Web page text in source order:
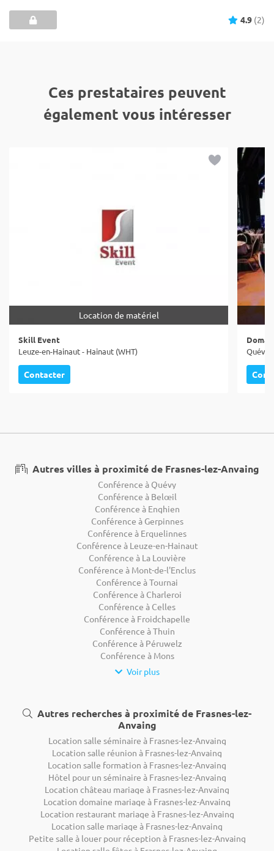
4.9 (2)
Ces prestataires peuvent
également vous intéresser
Location de matériel
Skill Event
Leuze-en-Hainaut - Hainaut (WHT)
Contacter
Quévy
Autres villes à proximité de Frasnes-lez-Anvaing
Conférence à Quévy
Conférence à Belœil
Conférence à Enghien
Conférence à Gerpinnes
Conférence à Erquelinnes
Conférence à Leuze-en-Hainaut
Conférence à La Louvière
Conférence à Mont-de-l'Enclus
Conférence à Tournai
Conférence à Charleroi
Conférence à Celles
Conférence à Froidchapelle
Conférence à Thuin
Conférence à Péruwelz
Conférence à Mons
Voir plus
Autres recherches à proximité de Frasnes-lez-
Anvaing
Location salle séminaire à Frasnes-lez-Anvaing
Location salle réunion à Frasnes-lez-Anvaing
Location salle formation à Frasnes-lez-Anvaing
Hôtel pour un séminaire à Frasnes-lez-Anvaing
Location château mariage à Frasnes-lez-Anvaing
Location domaine mariage à Frasnes-lez-Anvaing
Location restaurant mariage à Frasnes-lez-Anvaing
Location salle mariage à Frasnes-lez-Anvaing
Petite salle à louer pour réception à Frasnes-lez-Anvaing